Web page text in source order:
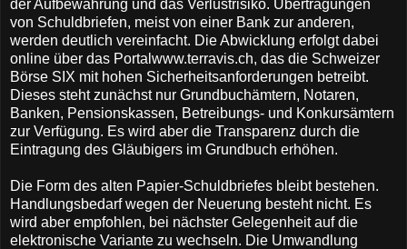
der Aufbewahrung und das Verlustrisiko. Übertragungen
von Schuldbriefen, meist von einer Bank zur anderen,
werden deutlich vereinfacht. Die Abwicklung erfolgt dabei
online über das Portalwww.terravis.ch, das die Schweizer
Börse SIX mit hohen Sicherheitsanforderungen betreibt.
Dieses steht zunächst nur Grundbuchämtern, Notaren,
Banken, Pensionskassen, Betreibungs- und Konkursämtern
zur Verfügung. Es wird aber die Transparenz durch die
Eintragung des Gläubigers im Grundbuch erhöhen.
Die Form des alten Papier-Schuldbriefes bleibt bestehen.
Handlungsbedarf wegen der Neuerung besteht nicht. Es
wird aber empfohlen, bei nächster Gelegenheit auf die
elektronische Variante zu wechseln. Die Umwandlung